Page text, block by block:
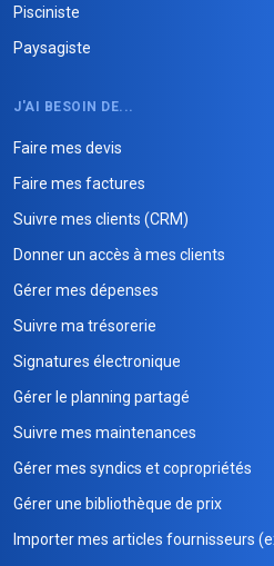
Pisciniste
Paysagiste
J'AI BESOIN DE...
Faire mes devis
Faire mes factures
Suivre mes clients (CRM)
Donner un accès à mes clients
Gérer mes dépenses
Suivre ma trésorerie
Signatures électronique
Gérer le planning partagé
Suivre mes maintenances
Gérer mes syndics et copropriétés
Gérer une bibliothèque de prix
Importer mes articles fournisseurs